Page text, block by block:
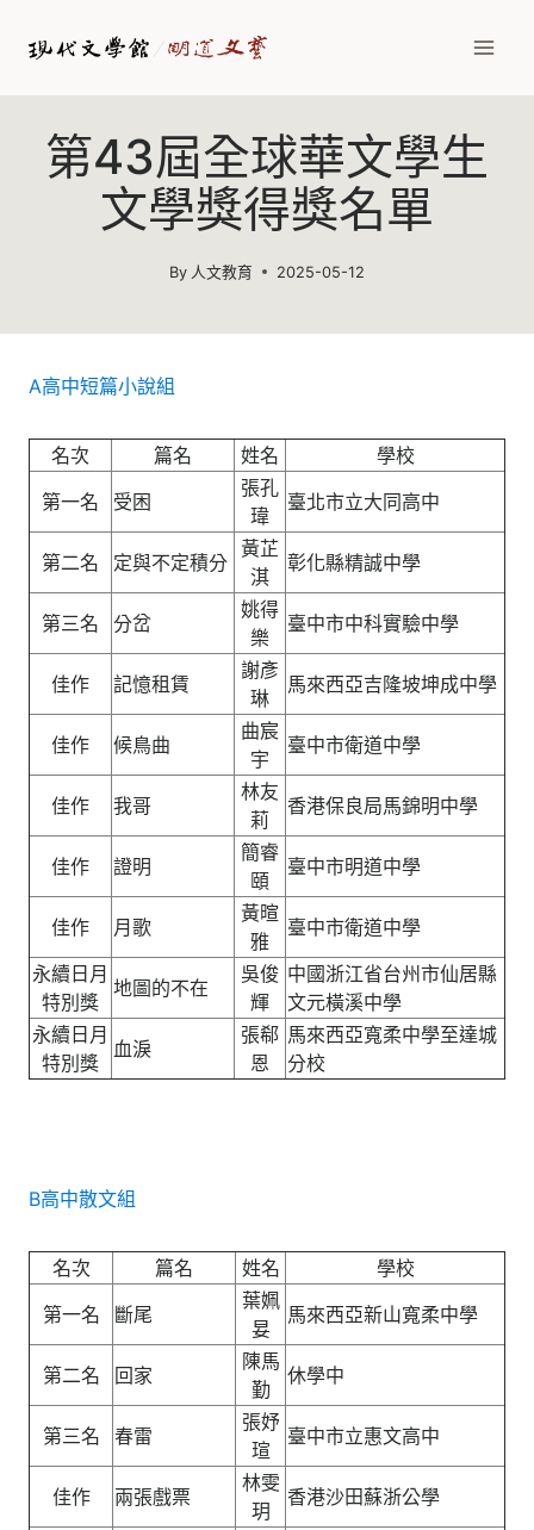
第43屆全球華文學生
文學獎得獎名單
By 人文教育 2025-05-12
A高中短篇小說組
名次 篇名 姓名
學校
第一名
受困
張孔
瑋
臺北市立大同高中
第二名 定與不定積分
黃芷
淇
彰化縣精誠中學
第三名 分岔
姚得
樂
臺中市中科實驗中學
佳作 記憶租賃
謝彥
琳
馬來西亞吉隆坡坤成中學
佳作 候鳥曲
曲宸
宇
臺中市衛道中學
佳作 我哥
林友
莉
香港保良局馬錦明中學
佳作 證明
簡睿
頤
臺中市明道中學
佳作 月歌
黃暄
雅
臺中市衛道中學
永續日月
特別獎
地圖的不在
吳俊
輝
中國浙江省台州市仙居縣
文元橫溪中學
永續日月
特別獎
血淚
張郗
恩
馬來西亞寬柔中學至達城
分校
B高中散文組
名次 篇名 姓名
學校
第一名
斷尾
葉姵
妟
馬來西亞新山寬柔中學
第二名 回家
陳馬
勤
休學中
第三名 春雷
張妤
瑄
臺中市立惠文高中
佳作 兩張戲票
林雯
玥
香港沙田蘇浙公學